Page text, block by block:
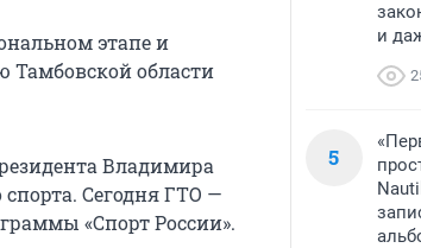
этапе и
Тамбовской области
Владимира
Сегодня ГТО —
«Спорт России».
и
5